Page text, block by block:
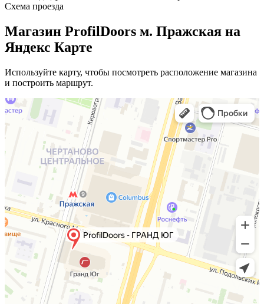
Схема проезда
Магазин ProfilDoors м. Пражская на
Яндекс Карте
Используйте карту, чтобы посмотреть расположение магазина
и построить маршрут.